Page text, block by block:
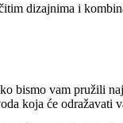
dizajnima i
bismo vam pružili
koja će odražavati